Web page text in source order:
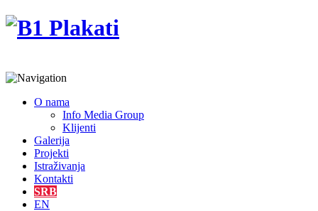
O nama
Info Media Group
Klijenti
Galerija
Projekti
Istraživanja
Kontakti
SRB
EN